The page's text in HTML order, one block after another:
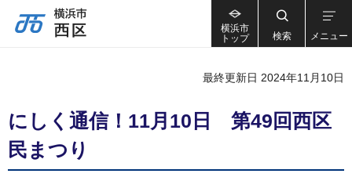
横浜市
トップ
検索 メニュー
最終更新日 2024年11月10日
にしく通信！11月10日 第49回西区
民まつり